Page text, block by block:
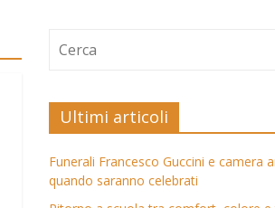
Ultimi articoli
Funerali Francesco Guccini e camera
quando saranno celebrati